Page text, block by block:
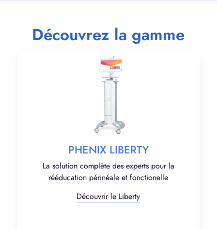
Découvrez la gamme
PHENIX LIBERTY
La solution complète des experts pour la
rééducation périnéale et fonctionelle
Découvrir le Liberty